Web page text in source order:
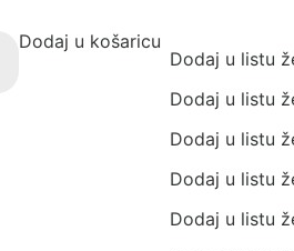
Dodaj u košaricu
Dodaj u listu
Dodaj u listu
Dodaj u listu
Dodaj u listu
Dodaj u listu